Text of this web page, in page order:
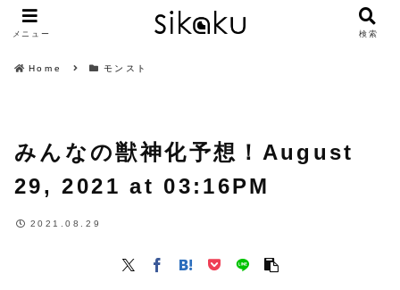
Home モンスト
みんなの獣神化予想！August
29, 2021 at 03:16PM
2021.08.29
メニュー 検索